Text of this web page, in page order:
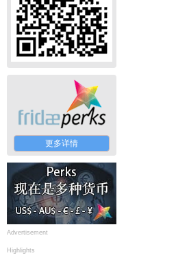
更多详情
Advertisement
Highlights